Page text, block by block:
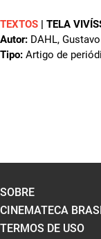
TEXTOS | TELA
Autor: DAHL, Gustavo
Tipo: Artigo de
SOBRE
CINEMATECA
TERMOS DE USO